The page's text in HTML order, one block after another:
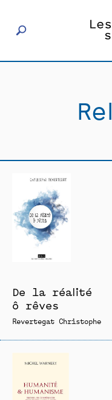
Actualités
Rencontres
De la réalité
ô rêves
Revertegat Christophe